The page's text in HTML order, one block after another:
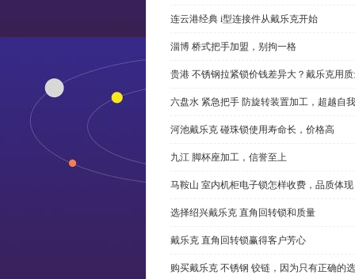
连云港经典 i型连接件从戴乐克开始
淄博 桥式把手加盟，别拘一格
贵港 不锈钢拉紧锁价钱差异大？戴乐克用
六盘水 紧急把手 防旋转装置加工，超越自我
河池戴乐克 碰珠锁使用寿命长，价格高
九江 脚杯座加工，信誉至上
马鞍山 室内机柜电子锁怎样收费，品质体现
选择绍兴戴乐克 直角回转锁和质量
戴乐克 直角回转锁赢得客户芳心
购买戴乐克 不锈钢 铰链，因为只有正确的